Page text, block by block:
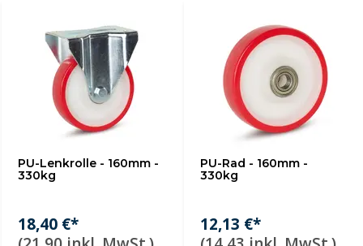
PU-Lenkrolle - 160mm -
330kg
18,40 €*
PU-Rad - 160mm -
330kg
12,13 €*